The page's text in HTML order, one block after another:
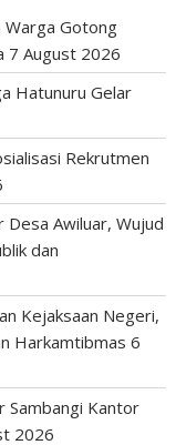
Warga Gotong
7 August 2026
Hatunuru Gelar
Rekrutmen
Awiluar, Wujud
dan
Kejaksaan Negeri,
Harkamtibmas 6
Sambangi Kantor
2026